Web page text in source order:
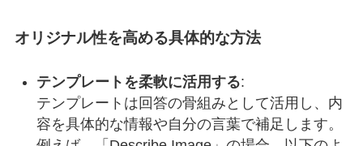
オリジナル性を高める具体的な方法
テンプレートを柔軟に活用する:
テンプレートは回答の骨組みとして活用し、内
容を具体的な情報や自分の言葉で補足します。